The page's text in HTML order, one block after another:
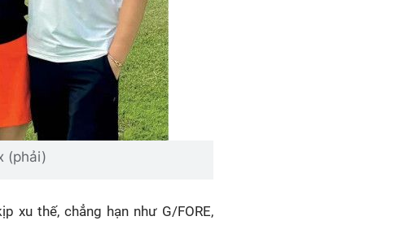
(phải)
xu thế, chẳng hạn như G/FORE,